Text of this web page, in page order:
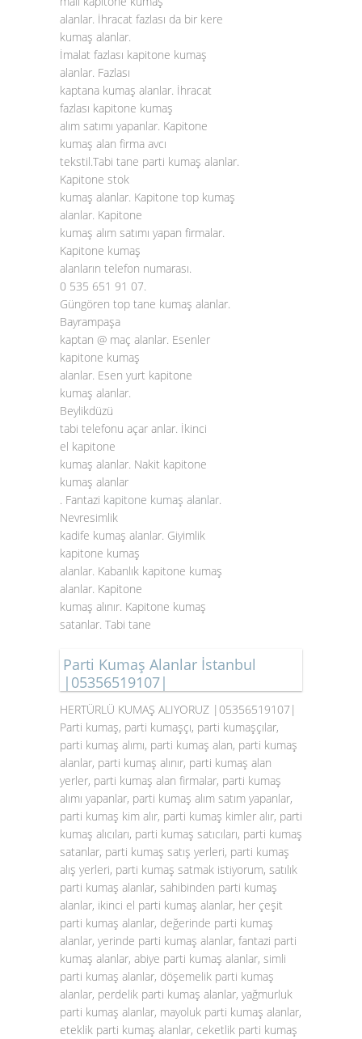
alanlar. İhracat fazlası da bir kere
kumaş alanlar.
İmalat fazlası kapitone kumaş
alanlar. Fazlası
kaptana kumaş alanlar. İhracat
fazlası kapitone kumaş
alım satımı yapanlar. Kapitone
kumaş alan firma avcı
tekstil.Tabi tane parti kumaş alanlar.
Kapitone stok
kumaş alanlar. Kapitone top kumaş
alanlar. Kapitone
kumaş alım satımı yapan firmalar.
Kapitone kumaş
alanların telefon numarası.
0 535 651 91 07.
Güngören top tane kumaş alanlar.
Bayrampaşa
kaptan @ maç alanlar. Esenler
kapitone kumaş
alanlar. Esen yurt kapitone
kumaş alanlar.
Beylikdüzü
tabi telefonu açar anlar. İkinci
el kapitone
kumaş alanlar. Nakit kapitone
kumaş alanlar
. Fantazi kapitone kumaş alanlar.
Nevresimlik
kadife kumaş alanlar. Giyimlik
kapitone kumaş
alanlar. Kabanlık kapitone kumaş
alanlar. Kapitone
kumaş alınır. Kapitone kumaş
satanlar. Tabi tane
Parti Kumaş Alanlar İstanbul
|05356519107|
HERTÜRLÜ KUMAŞ ALIYORUZ |05356519107|
Parti kumaş, parti kumaşçı, parti kumaşçılar,
parti kumaş alımı, parti kumaş alan, parti kumaş
alanlar, parti kumaş alınır, parti kumaş alan
yerler, parti kumaş alan firmalar, parti kumaş
alımı yapanlar, parti kumaş alım satım yapanlar,
parti kumaş kim alır, parti kumaş kimler alır, parti
kumaş alıcıları, parti kumaş satıcıları, parti kumaş
satanlar, parti kumaş satış yerleri, parti kumaş
alış yerleri, parti kumaş satmak istiyorum, satılık
parti kumaş alanlar, sahibinden parti kumaş
alanlar, ikinci el parti kumaş alanlar, her çeşit
parti kumaş alanlar, değerinde parti kumaş
alanlar, yerinde parti kumaş alanlar, fantazi parti
kumaş alanlar, abiye parti kumaş alanlar, simli
parti kumaş alanlar, döşemelik parti kumaş
alanlar, perdelik parti kumaş alanlar, yağmurluk
parti kumaş alanlar, mayoluk parti kumaş alanlar,
eteklik parti kumaş alanlar, ceketlik parti kumaş